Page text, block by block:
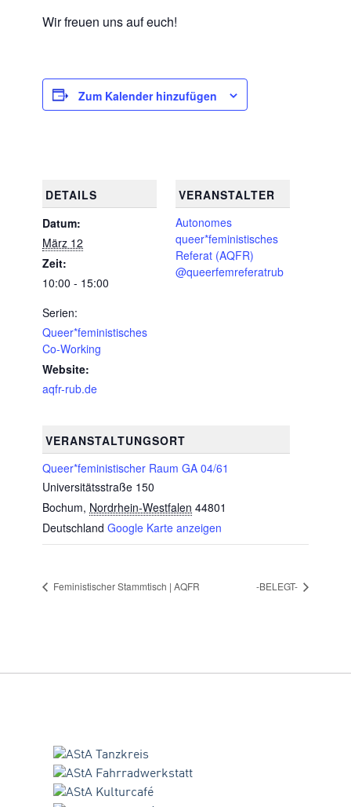
Wir freuen uns auf euch!
Zum Kalender hinzufügen
DETAILS
Datum:
März 12
Zeit:
10:00 - 15:00
Serien:
Queer*feministisches
Co-Working
Website:
aqfr-rub.de
VERANSTALTUNGSORT
Queer*feministischer Raum GA 04/61
Universitätsstraße 150
Bochum, Nordrhein-Westfalen 44801
Deutschland Google Karte anzeigen
VERANSTALTER
Autonomes
queer*feministisches
Referat (AQFR)
@queerfemreferatrub
Feministischer Stammtisch | AQFR -BELEGT-